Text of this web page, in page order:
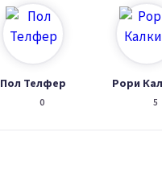
Пол Телфер
0
Рори
5